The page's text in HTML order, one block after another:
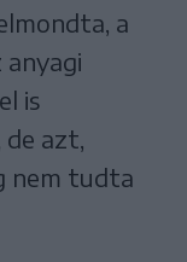
a
is
azt,
nem tudta